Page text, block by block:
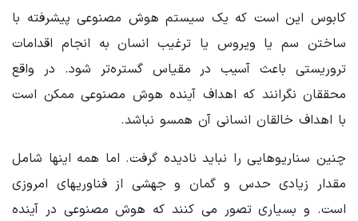
کابوس این است که یک سیستم هوش مصنوعی پیشرفته با
ساختن سم یا ویروس یا ترغیب انسان به انجام اقدامات
تروریستی باعث آسیب در مقیاس گستره‌تر شود. در واقع
محققان نگرانند که اهداف آینده هوش مصنوعی ممکن است
با اهداف خالقان انسانی آن همسو نباشد.
چنین سناریوهایی را نباید نادیده گرفت. اما همه اینها شامل
مقدار زیادی حدس و گمان و جهشی از فناوریهای امروزی
است. و بسیاری تصور می کنند که هوش مصنوعی در آینده